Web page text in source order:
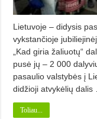
Lietuvoje – didysis
vykstančioje
„Kad giria žaliuotų“
pusė jų – 2 000
pasaulio valstybės į
didžioji atvykėlių dalis
Toliau...